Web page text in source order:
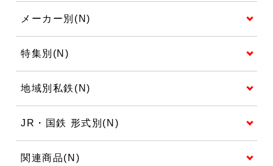
メーカー別(N)
特集別(N)
地域別私鉄(N)
JR・国鉄 形式別(N)
関連商品(N)